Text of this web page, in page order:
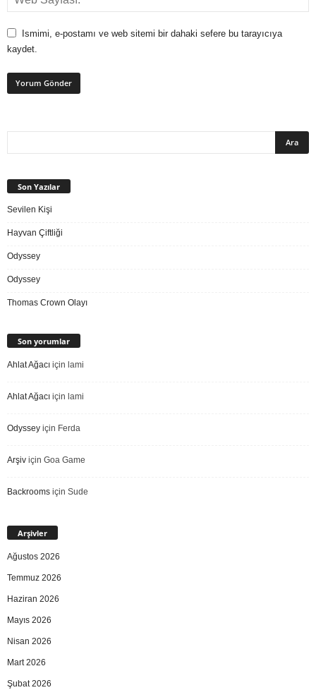
Ismimi, e-postamı ve web sitemi bir dahaki sefere bu tarayıcıya
kaydet.
Son Yazılar
Sevilen Kişi
Hayvan Çiftliği
Odyssey
Odyssey
Thomas Crown Olayı
Son yorumlar
Ahlat Ağacı için lami
Ahlat Ağacı için lami
Odyssey için Ferda
Arşiv için Goa Game
Backrooms için Sude
Arşivler
Ağustos 2026
Temmuz 2026
Haziran 2026
Mayıs 2026
Nisan 2026
Mart 2026
Şubat 2026